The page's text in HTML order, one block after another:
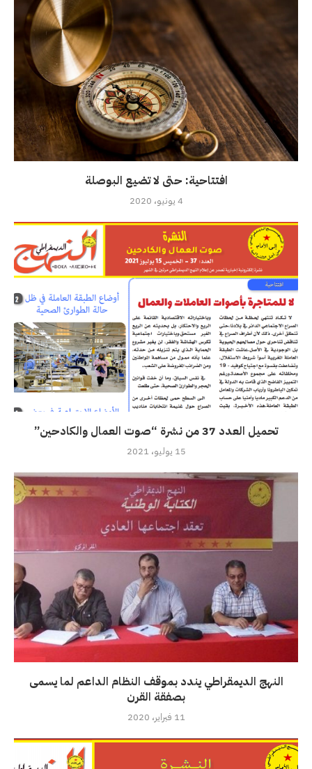
افتتاحية: حتى لا تضيع البوصلة
4 يونيو، 2020
تحميل العدد 37 من نشرة “صوت العمال والكادحين”
15 يوليو، 2021
النهج الديمقراطي يندد بموقف النظام الداعم لما يسمى
بصفقة القرن
11 فبراير، 2020